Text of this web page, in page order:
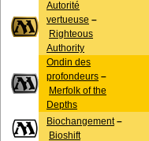
Autorité
vertueuse –
Righteous
Authority
Ondin des
profondeurs –
Merfolk of the
Depths
Biochangement–
Bioshift